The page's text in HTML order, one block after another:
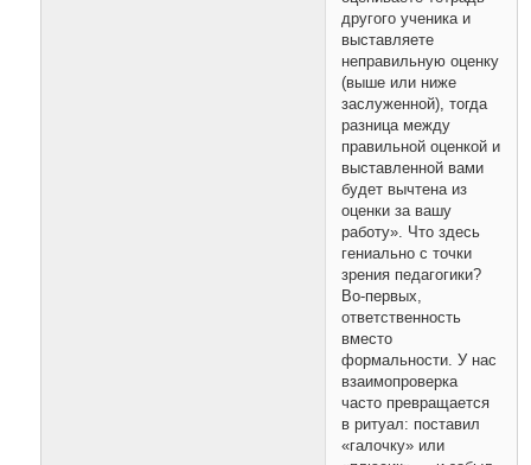
другого ученика и
выставляете
неправильную оценку
(выше или ниже
заслуженной), тогда
разница между
правильной оценкой и
выставленной вами
будет вычтена из
оценки за вашу
работу». Что здесь
гениально с точки
зрения педагогики?
Во-первых,
ответственность
вместо
формальности. У нас
взаимопроверка
часто превращается
в ритуал: поставил
«галочку» или